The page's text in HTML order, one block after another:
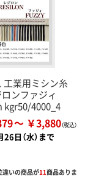
工業用ミシン糸
ンファジィ
kgr50/4000_4
￥3,880
26日（水）まで
違いの商品が11商品ありま